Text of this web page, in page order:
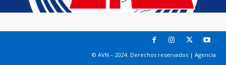
© AVN – 2024. Derechos reservados | Agencia